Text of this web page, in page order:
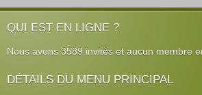
QUI EST EN LIGNE ?
Nous avons 3589 invités et aucun membre
DÉTAILS DU MENU PRINCIPAL